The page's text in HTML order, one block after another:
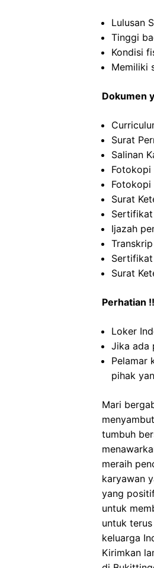
Lulusan
Tinggi
Kondisi
Memiliki
Dokumen
Surat
Salinan
Fotokopi
Fotokopi
Surat
Ijazah
Sertifikat
Surat
Perhatian !!
Loker
Jika ada
Pelamar
pihak
Mari
tumbuh
meraih
karyawan
yang
untuk
untuk
keluarga
Kirimkan